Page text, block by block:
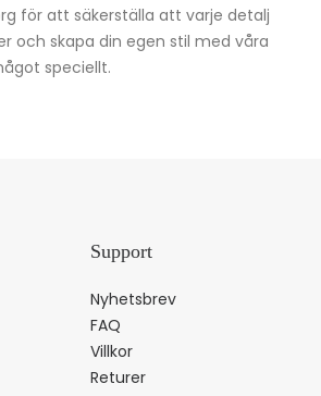
för att säkerställa att varje detalj
och skapa din egen stil med våra
speciellt.
Support
Nyhetsbrev
FAQ
Villkor
Returer